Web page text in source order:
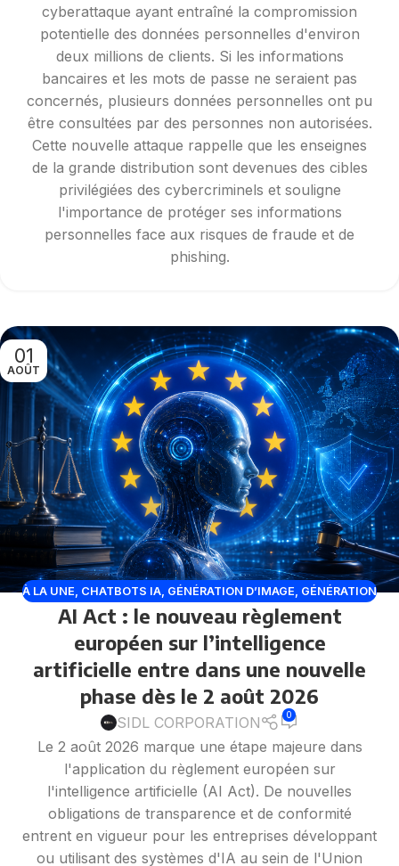
cyberattaque ayant entraîné la compromission
potentielle des données personnelles d'environ
deux millions de clients. Si les informations
bancaires et les mots de passe ne seraient pas
concernés, plusieurs données personnelles ont pu
être consultées par des personnes non autorisées.
Cette nouvelle attaque rappelle que les enseignes
de la grande distribution sont devenues des cibles
privilégiées des cybercriminels et souligne
l'importance de protéger ses informations
personnelles face aux risques de fraude et de
phishing.
01
AOÛT
À LA UNE CHATBOTS IA GÉNÉRATION D’IMAGE GÉNÉRATION
DE CODE,GÉNÉRATION VIDÉO,IA EN ENTREPRISE,IA
INTELLIGENCE ARTIFICIELLE
AI Act : le nouveau règlement
européen sur l’intelligence
artificielle entre dans une nouvelle
phase dès le 2 août 2026
SIDL CORPORATION 0
Le 2 août 2026 marque une étape majeure dans
l'application du règlement européen sur
l'intelligence artificielle (AI Act). De nouvelles
obligations de transparence et de conformité
entrent en vigueur pour les entreprises développant
ou utilisant des systèmes d'IA au sein de l'Union